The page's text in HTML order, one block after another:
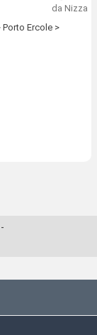
da Nizza
Ercole >